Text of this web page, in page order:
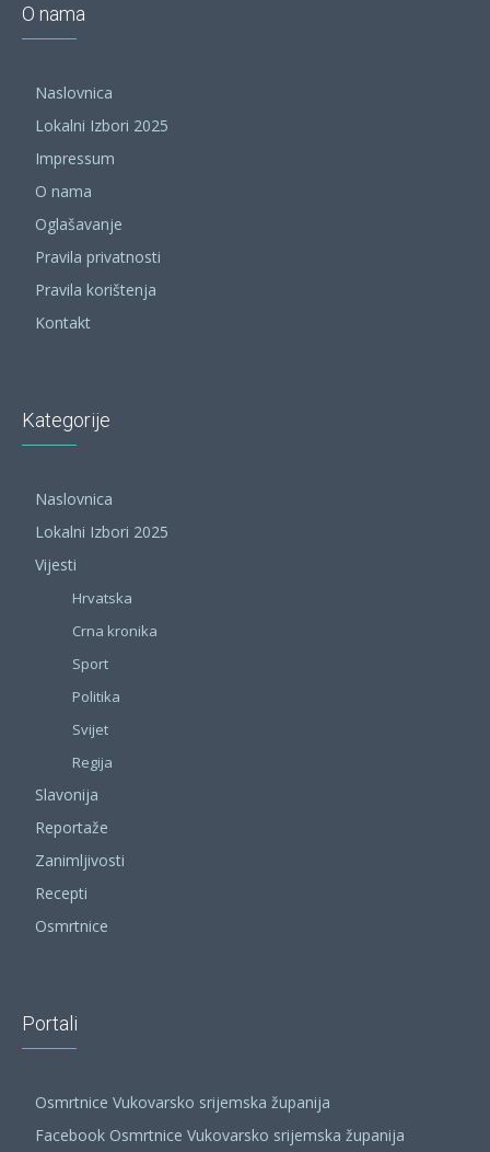
O nama
Naslovnica
Lokalni Izbori 2025
Impressum
O nama
Oglašavanje
Pravila privatnosti
Pravila korištenja
Kontakt
Kategorije
Naslovnica
Lokalni Izbori 2025
Vijesti
Hrvatska
Crna kronika
Sport
Politika
Svijet
Regija
Slavonija
Reportaže
Zanimljivosti
Recepti
Osmrtnice
Portali
Osmrtnice Vukovarsko srijemska županija
Facebook Osmrtnice Vukovarsko srijemska županija